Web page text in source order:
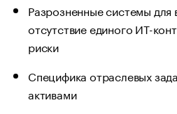
Разрозненные системы для
отсутствие единого ИТ-
риски
Специфика отраслевых
активами